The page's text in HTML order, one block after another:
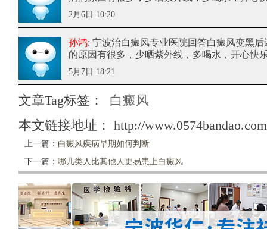
2月6日 10:20
孙鸿: 宁波治白癜风专业医院回答白癜风变黑后
的原因有很多，少晒紫外线，多喝水，开心快
5月7日 18:21
文章Tag标签：
白癜风
本文链接地址： http://
上一篇： 白癜风疾病早期如何判断
下一篇： 哪几类人比其他人更易患上白癜风